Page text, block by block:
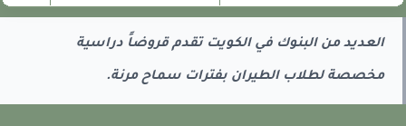
العديد من البنوك في الكويت تقدم قروضاً دراسية
مخصصة لطلاب الطيران بفترات سماح مرنة.